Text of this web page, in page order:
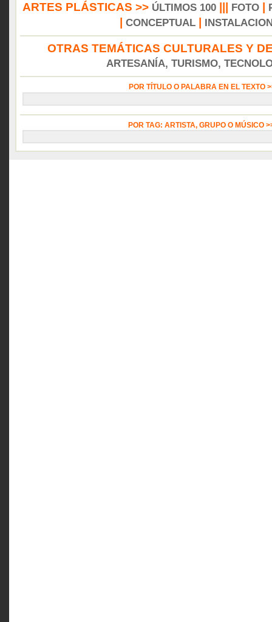
ARTES PLÁSTICAS >> ÚLTIMOS 100 FOTO
CONCEPTUAL
OTRAS TEMÁTICAS CULTURALES Y
ARTESANÍA, TURISMO,
POR TÍTULO O PALABRA EN EL TEXTO
POR TAG: ARTISTA, GRUPO O MÚSICO